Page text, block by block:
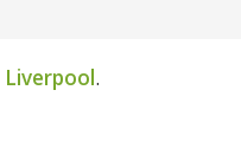
Liverpool.